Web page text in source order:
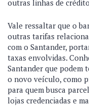
outras linhas de
Vale ressaltar que o
outras tarifas
com o Santander,
taxas envolvidas.
Santander que podem
o novo veículo, como
para quem busca
lojas credenciadas e